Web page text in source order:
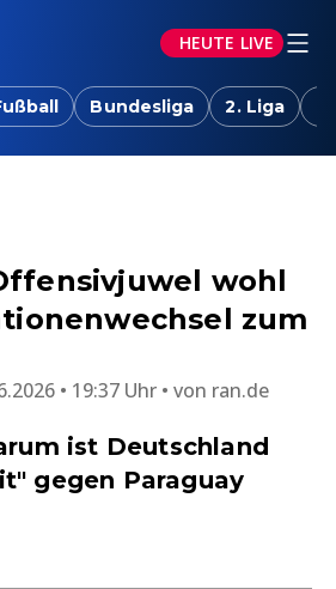
HEUTE LIVE
Bundesliga 2. Liga
wohl
zum
• 19:37 Uhr von ran.de
ist Deutschland
gegen Paraguay